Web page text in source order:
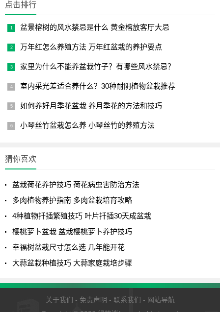
养护环境对于任何花卉植物来说，都是至关重要的，没有
适宜的养护环境，再高明的“手法”，都无法养好一盆仙人球。
肯定的是，一定养不好。还有就是良好的通风环境，对于花
卉植物来说，也是至关重要的，没有新鲜的空气，任何花卉
植物也难以养好。如果有条件最好能把刺柏盆栽放置于阳光
充足，通风良好的位置养护，最差也应放置于南向敞开式的
阳台或窗台。
1 2 下一页
点击排行
盆景榕树的风水禁忌是什么 黄金榕放客厅大忌
万年红怎么养殖方法 万年红盆栽的养护要点
家里为什么不能养盆栽竹子？有哪些风水禁忌？
室内采光差适合养什么？30种耐阴植物盆栽推荐
如何养好月季花盆栽 养月季花的方法和技巧
小琴丝竹盆栽怎么养 小琴丝竹的养殖方法
猜你喜欢
盆栽荷花养护技巧 荷花病虫害防治方法
多肉植物养护指南 多肉盆栽培育攻略
4种植物扦插繁殖技巧 叶片扦插30天成盆栽
樱桃萝卜盆栽 盆栽樱桃萝卜养护技巧
幸福树盆栽尺寸怎么选 几年能开花
大蒜盆栽种植技巧 大蒜家庭栽培步骤
关于我们 - 免责声明 - 联系我们 - 网站导航